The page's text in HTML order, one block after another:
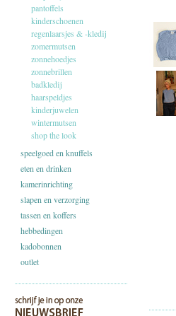
pantoffels
kinderschoenen
regenlaarsjes & -kledij
zomermutsen
zonnehoedjes
zonnebrillen
badkledij
haarspeldjes
kinderjuwelen
wintermutsen
shop the look
speelgoed en knuffels
eten en drinken
kamerinrichting
slapen en verzorging
tassen en koffers
hebbedingen
kadobonnen
outlet